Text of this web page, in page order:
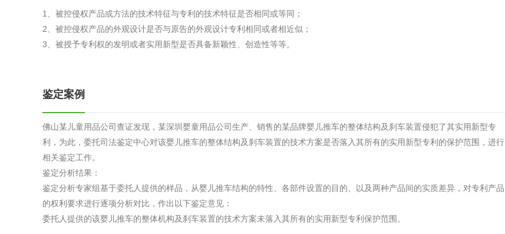
1、被控侵权产品或方法的技术特征与专利的技术特征是否相同或等同；
2、被控侵权产品的外观设计是否与原告的外观设计专利相同或者相近似；
3、被授予专利权的发明或者实用新型是否具备新颖性、创造性等等。
鉴定案例
佛山某儿童用品公司查证发现，某深圳婴童用品公司生产、销售的某品牌婴儿推车的整体结构及刹车装置侵犯了其实用新型专
利，为此，委托司法鉴定中心对该婴儿推车的整体结构及刹车装置的技术方案是否落入其所有的实用新型专利的保护范围，进行
相关鉴定工作。
鉴定分析结果：
鉴定分析专家组基于委托人提供的样品，从婴儿推车结构的特性、各部件设置的目的、以及两种产品间的实质差异，对专利产品
的权利要求进行逐项分析对比，作出以下鉴定意见：
委托人提供的该婴儿推车的整体机构及刹车装置的技术方案未落入其所有的实用新型专利保护范围。